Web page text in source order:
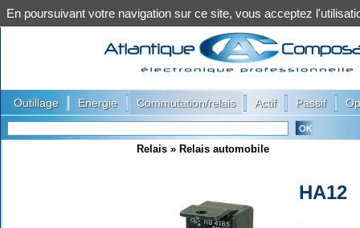
Outillage Energie Commutation/relais Actif Passif
Relais » Relais automobile
HA12
En poursuivant votre navigation sur ce site, vous acceptez